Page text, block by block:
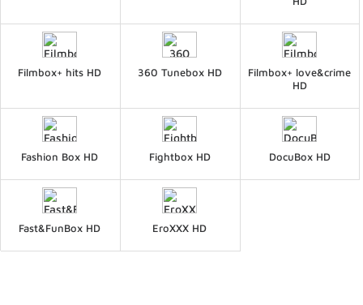
Filmbox+ hits HD 360 Tunebox HD
Filmbox+ love&crime
HD
Fashion Box HD Fightbox HD DocuBox HD
Fast&FunBox HD EroXXX HD